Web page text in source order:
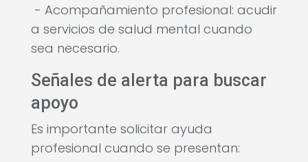
- Acompañamiento profesional: acudir
a servicios de salud mental cuando
sea necesario.
Señales de alerta para buscar
apoyo
Es importante solicitar ayuda
profesional cuando se presentan: